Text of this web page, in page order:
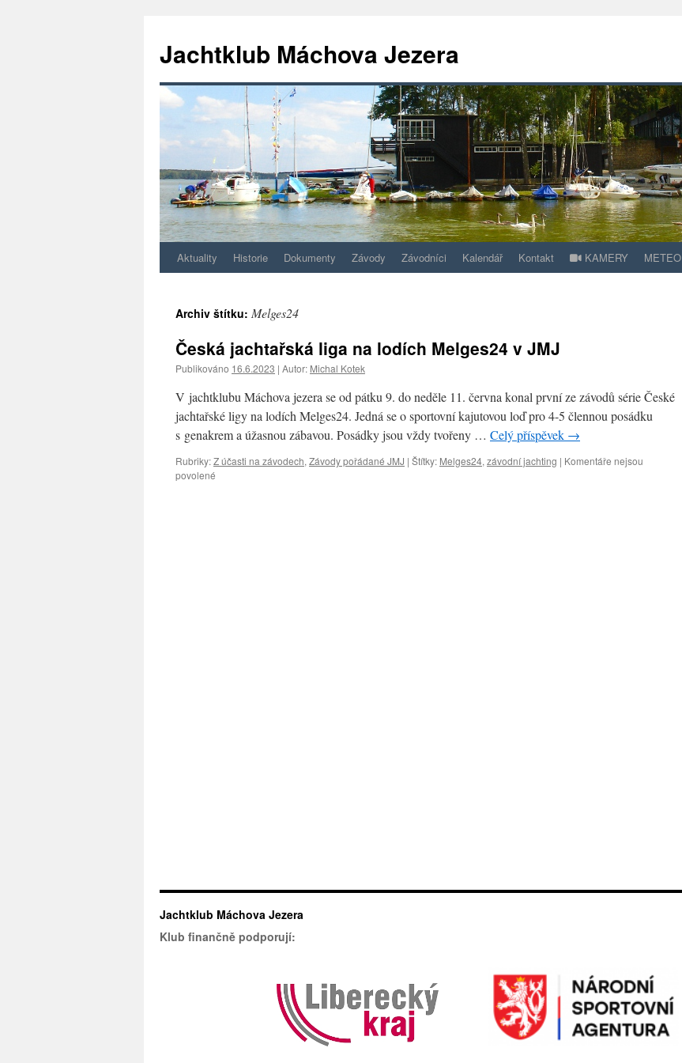
Jachtklub Máchova Jezera
Přejít
obsahu
webu
Aktuality Historie Dokumenty Závody Závodníci Kalendář Kontakt KAMERY METEO
Archiv štítku: Melges24
Česká jachtařská liga na lodích Melges24 v JMJ
Publikováno 16.6.2023 | Autor: Michal Kotek
V jachtklubu Máchova jezera se od pátku 9. do neděle 11. června konal první ze závodů série České
jachtařské ligy na lodích Melges24. Jedná se o sportovní kajutovou loď pro 4-5 člennou posádku
s genakrem a úžasnou zábavou. Posádky jsou vždy tvořeny … Celý příspěvek →
Rubriky:Z účasti na závodech, Závody pořádané JMJ | Štítky: Melges24, závodní jachting | Komentáře nejsou
povolené
Jachtklub Máchova Jezera
Klub finančně podporují: